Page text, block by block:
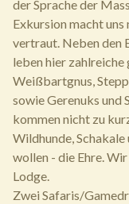
der Sprache der
Exkursion macht uns
vertraut. Neben den
leben hier
Weißbartgnus,
sowie Gerenuks und
kommen nicht zu
Wildhunde,
wollen - die Ehre.
Lodge.
Zwei Safaris/